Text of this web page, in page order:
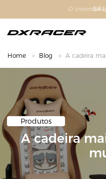
O inventor
Home Blog A cadeira
Produtos
A cadeira